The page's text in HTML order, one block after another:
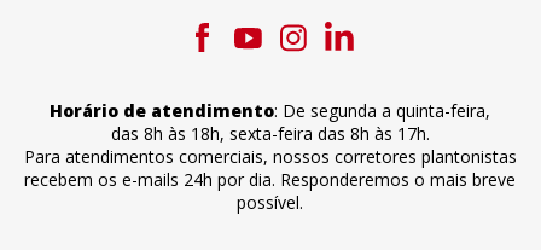
Horário de atendimento: De segunda a quinta-feira,
das 8h às 18h, sexta-feira das 8h às 17h.
Para atendimentos comerciais, nossos corretores plantonistas
recebem os e-mails 24h por dia. Responderemos o mais breve
possível.